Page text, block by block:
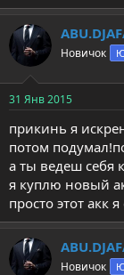
Новичок
31 Янв 2015
прикинь я
потом
а ты ведеш себя
я куплю новый
просто этот акк
Новичок